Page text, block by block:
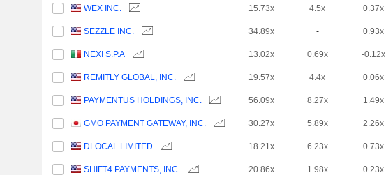
WEX INC. 15.73x 4.5x 0.37x
SEZZLE INC. 34.89x - 0.93x
NEXI S.P.A 13.02x 0.69x -0.12x
REMITLY GLOBAL, INC. 19.57x 4.4x 0.06x
PAYMENTUS HOLDINGS, INC. 56.09x 8.27x 1.49x
GMO PAYMENT GATEWAY, INC. 30.27x 5.89x 2.26x
DLOCAL LIMITED 18.21x 6.23x 0.73x
SHIFT4 PAYMENTS, INC. 20.86x 1.98x 0.23x